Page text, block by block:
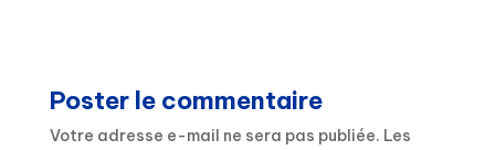
Poster le commentaire
Votre adresse e-mail ne sera pas publiée. Les